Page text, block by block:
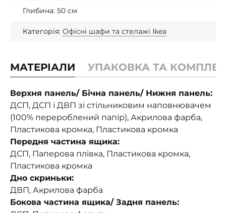
Глибина: 50 см
Категорія: Офісні шафи та стелажі Ikea
МАТЕРІАЛИ УПАКОВКА ТА
Верхня панель/ Бічна панель/ Нижня панель:
ДСП, ДСП і ДВП зі стільниковим наповнювачем
(100% перероблений папір), Акрилова фарба,
Пластикова кромка, Пластикова кромка
Передня частина ящика:
ДСП, Паперова плівка, Пластикова кромка,
Пластикова кромка
Дно скриньки:
ДВП, Акрилова фарба
Бокова частина ящика/ Задня панель: